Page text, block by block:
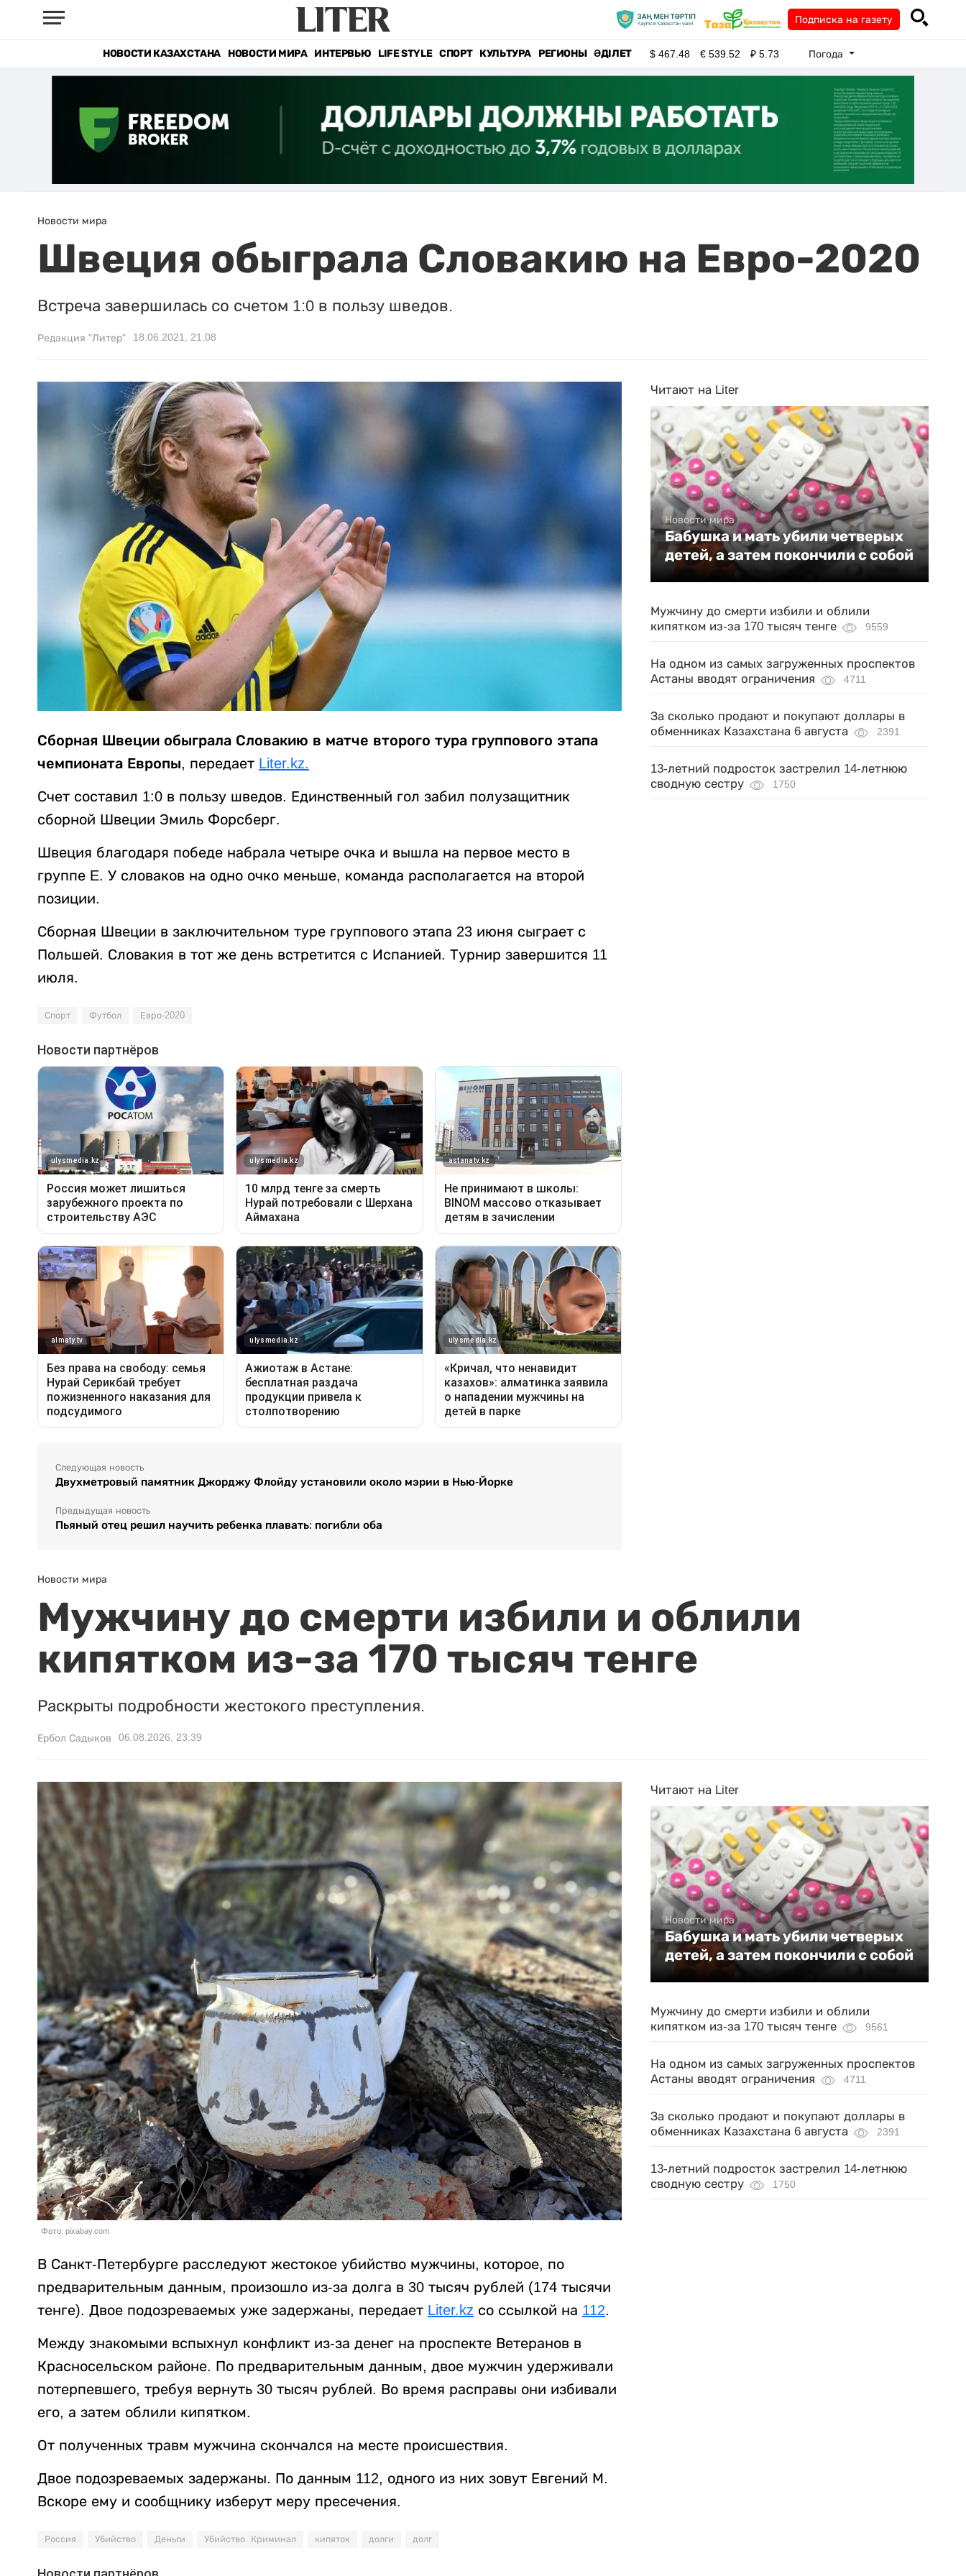
Подписка на газету
НОВОСТИ КАЗАХСТАНА НОВОСТИ МИРА ИНТЕРВЬЮ LIFE STYLE СПОРТ КУЛЬТУРА РЕГИОНЫ ӘДІЛЕТ $467.48 €539.52 ₽5.73 Погода
Новости мира
Швеция обыграла Словакию на Евро-2020
Встреча завершилась со счетом 1:0 в пользу шведов.
Редакция "Литер" 18.06.2021, 21:08
Сборная Швеции обыграла Словакию в матче второго тура группового этапа
чемпионата Европы, передает Liter.kz.
Счет составил 1:0 в пользу шведов. Единственный гол забил полузащитник
сборной Швеции Эмиль Форсберг.
Швеция благодаря победе набрала четыре очка и вышла на первое место в
группе E. У словаков на одно очко меньше, команда располагается на второй
позиции.
Сборная Швеции в заключительном туре группового этапа 23 июня сыграет с
Польшей. Словакия в тот же день встретится с Испанией. Турнир завершится 11
июля.
Спорт Футбол Евро-2020
Следующая новость
Двухметровый памятник Джорджу Флойду установили около мэрии в Нью-Йорке
Предыдущая новость
Пьяный отец решил научить ребенка плавать: погибли оба
Читают на Liter
Новости мира
Бабушка и мать убили четверых
детей, а затем покончили с собой
Мужчину до смерти избили и облили
кипятком из-за 170 тысяч тенге
9559
На одном из самых загруженных проспектов
Астаны вводят ограничения
4711
За сколько продают и покупают доллары в
обменниках Казахстана 6 августа
2391
13-летний подросток застрелил 14-летнюю
сводную сестру
1750
Новости мира
Мужчину до смерти избили и облили
кипятком из-за 170 тысяч тенге
Раскрыты подробности жестокого преступления.
Ербол Садыков 06.08.2026, 23:39
Фото: pixabay.com
В Санкт-Петербурге расследуют жестокое убийство мужчины, которое, по
предварительным данным, произошло из-за долга в 30 тысяч рублей (174 тысячи
тенге). Двое подозреваемых уже задержаны, передает Liter.kz со ссылкой на 112.
Между знакомыми вспыхнул конфликт из-за денег на проспекте Ветеранов в
Красносельском районе. По предварительным данным, двое мужчин удерживали
потерпевшего, требуя вернуть 30 тысяч рублей. Во время расправы они избивали
его, а затем облили кипятком.
От полученных травм мужчина скончался на месте происшествия.
Двое подозреваемых задержаны. По данным 112, одного из них зовут Евгений М.
Вскоре ему и сообщнику изберут меру пресечения.
Россия Убийство Деньги Убийство. Криминал кипяток долги долг
Читают на Liter
Новости мира
Бабушка и мать убили четверых
детей, а затем покончили с собой
Мужчину до смерти избили и облили
кипятком из-за 170 тысяч тенге
9561
На одном из самых загруженных проспектов
Астаны вводят ограничения
4711
За сколько продают и покупают доллары в
обменниках Казахстана 6 августа
2391
13-летний подросток застрелил 14-летнюю
сводную сестру
1750